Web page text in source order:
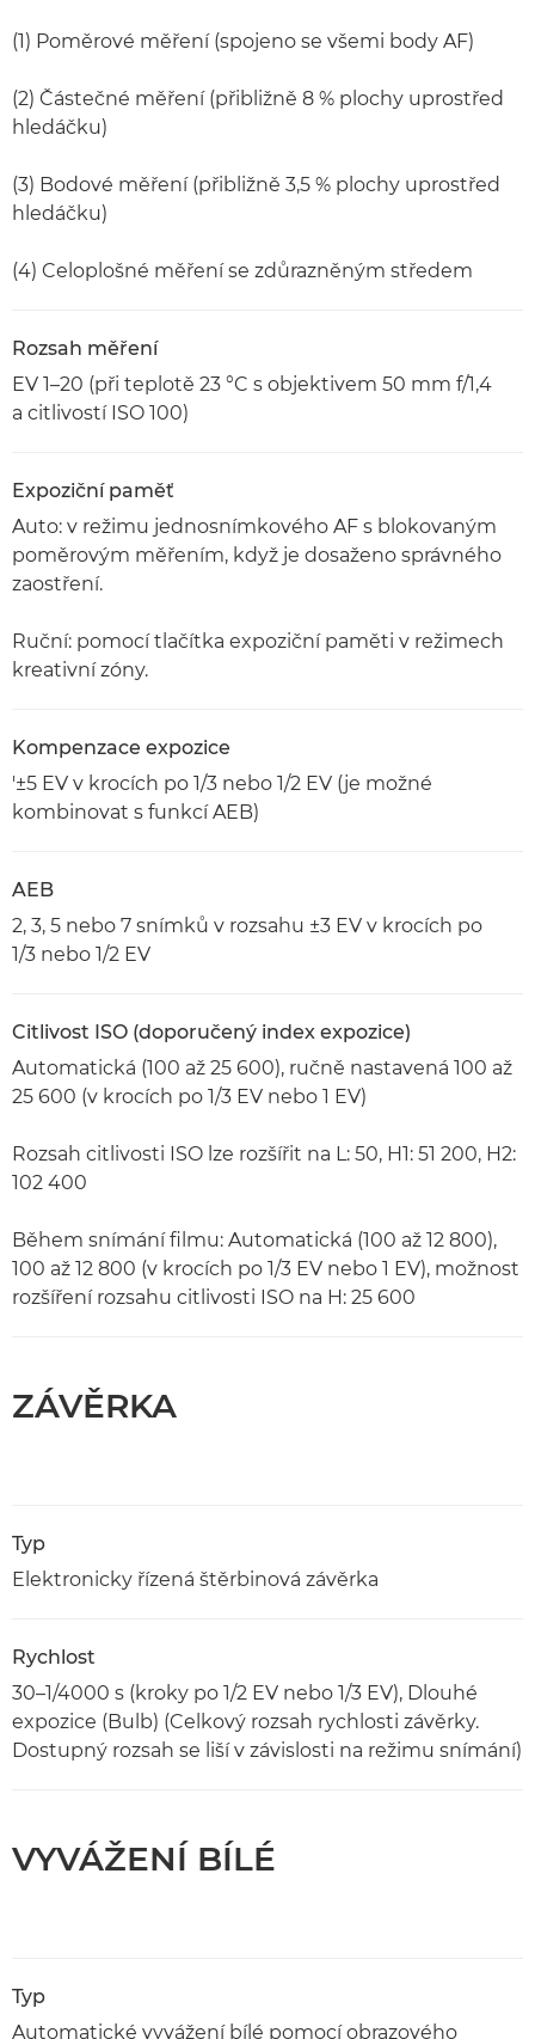
(1) Poměrové měření (spojeno se všemi body AF)
(2) Částečné měření (přibližně 8 % plochy uprostřed
hledáčku)
(3) Bodové měření (přibližně 3,5 % plochy uprostřed
hledáčku)
(4) Celoplošné měření se zdůrazněným středem
Rozsah měření
EV 1–20 (při teplotě 23 °C s objektivem 50 mm f/1,4
a citlivostí ISO 100)
Expoziční paměť
Auto: v režimu jednosnímkového AF s blokovaným
poměrovým měřením, když je dosaženo správného
zaostření.
Ruční: pomocí tlačítka expoziční paměti v režimech
kreativní zóny.
Kompenzace expozice
'±5 EV v krocích po 1/3 nebo 1/2 EV (je možné
kombinovat s funkcí AEB)
AEB
2, 3, 5 nebo 7 snímků v rozsahu ±3 EV v krocích po
1/3 nebo 1/2 EV
Citlivost ISO (doporučený index expozice)
Automatická (100 až 25 600), ručně nastavená 100 až
25 600 (v krocích po 1/3 EV nebo 1 EV)
Rozsah citlivosti ISO lze rozšířit na L: 50, H1: 51 200, H2:
102 400
Během snímání filmu: Automatická (100 až 12 800),
100 až 12 800 (v krocích po 1/3 EV nebo 1 EV), možnost
rozšíření rozsahu citlivosti ISO na H: 25 600
ZÁVĚRKA
Typ
Elektronicky řízená štěrbinová závěrka
Rychlost
30–1/4000 s (kroky po 1/2 EV nebo 1/3 EV), Dlouhé
expozice (Bulb) (Celkový rozsah rychlosti závěrky.
Dostupný rozsah se liší v závislosti na režimu snímání)
VYVÁŽENÍ BÍLÉ
Typ
Automatické vyvážení bílé pomocí obrazového